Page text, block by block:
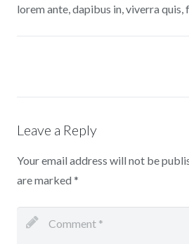
lorem ante, dapibus in, viverra quis,
Leave a Reply
Your email address will not be
are marked *